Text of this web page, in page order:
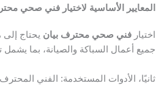
المعايير الأساسية لاختيار فني صحي
اختيارفني صحي محترف بيان يحتاج
جميع أعمال السباكة والصيانة، بما
ثانيًا، الأدوات المستخدمة: الفني